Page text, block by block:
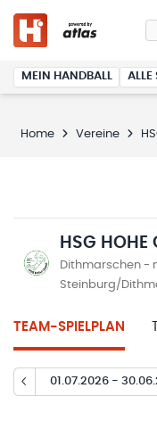
MEIN HANDBALL ALLE
Home Vereine
HSG HOHE
Dithmarschen -
Steinburg/
TEAM-SPIELPLAN
01.07.2026 -